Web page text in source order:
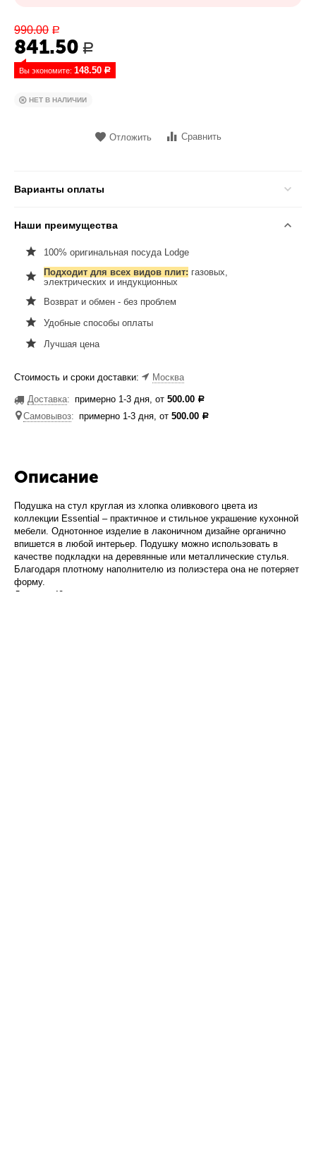
990.00 Р
841.50 Р
Вы экономите: 148.50 Р
НЕТ В НАЛИЧИИ
Отложить Сравнить
Варианты оплаты
Наши преимущества
100% оригинальная посуда Lodge
Подходит для всех видов плит: газовых,
электрических и индукционных
Возврат и обмен - без проблем
Удобные способы оплаты
Лучшая цена
Стоимость и сроки доставки: Москва
Доставка: примерно 1-3 дня, от500.00 Р
Самовывоз: примерно 1-3 дня, от500.00 Р
Описание
Подушка на стул круглая из хлопка оливкового цвета из
коллекции Essential – практичное и стильное украшение кухонной
мебели. Однотонное изделие в лаконичном дизайне органично
впишется в любой интерьер. Подушку можно использовать в
качестве подкладки на деревянные или металлические стулья.
Благодаря плотному наполнителю из полиэстера она не потеряет
форму.
Диаметр 40 см.